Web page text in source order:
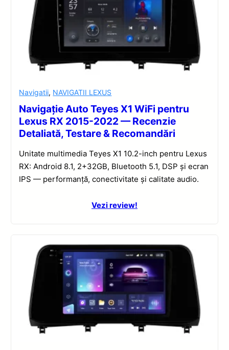
Navigatii, NAVIGATII LEXUS
Navigație Auto Teyes X1 WiFi pentru
Lexus RX 2015-2022 — Recenzie
Detaliată, Testare & Recomandări
Unitate multimedia Teyes X1 10.2-inch pentru Lexus
RX: Android 8.1, 2+32GB, Bluetooth 5.1, DSP și ecran
IPS — performanță, conectivitate și calitate audio.
Vezi review!